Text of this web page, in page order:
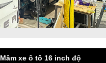
Mâm xe ô tô 16 inch độ